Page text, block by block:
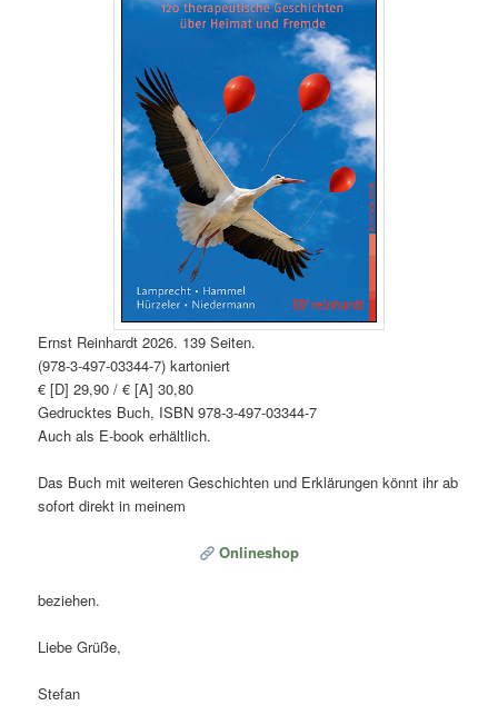
Ernst Reinhardt 2026. 139 Seiten.
(978-3-497-03344-7) kartoniert
€ [D] 29,90 / € [A] 30,80
Gedrucktes Buch, ISBN 978-3-497-03344-7
Auch als E-book erhältlich.
Das Buch mit weiteren Geschichten und Erklärungen könnt ihr ab
sofort direkt in meinem
Onlineshop
beziehen.
Liebe Grüße,
Stefan